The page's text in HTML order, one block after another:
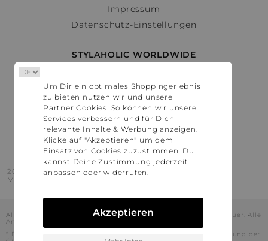
Impressum
Datenschutz-Einstellungen
STYLAHOLIC WORLDWIDE
Österreich
Schweiz
France
United States
2016 - 2026 © Stylaholic.
Made for you with love in munich.
Alle Preise inkl. der jeweils geltenden gesetzlichen Mehrwertsteuer. Alle
Angaben ohne Gewähr.
* Die angezeigten Preise beinhalten Rabatte, die durch die Nutzung der
Um Dir ein optimales Shoppingerlebnis
zu bieten nutzen wir und unsere
Partner Cookies. So können wir unsere
Services verbessern und für Dich
relevante Inhalte & Werbung anzeigen.
Klicke auf "Akzeptieren" um dem
Einsatz von Cookies zuzustimmen. Du
kannst Deine Zustimmung jederzeit
anpassen oder widerrufen.
Akzeptieren